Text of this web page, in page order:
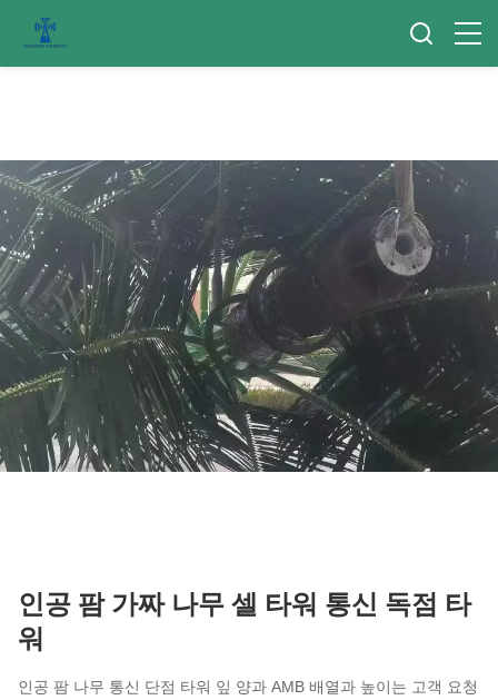
인공 팜 가짜 나무 셀 타워 통신 독점 타
워
인공 팜 나무 통신 단점 타워 잎 양과 AMB 배열과 높이는 고객 요청